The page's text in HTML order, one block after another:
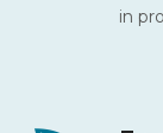
in